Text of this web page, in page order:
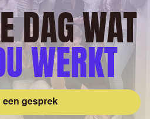
DAG WAT
WERKT
een gesprek